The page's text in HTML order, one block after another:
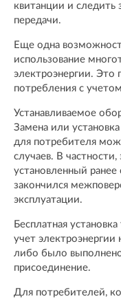
квитанции и следить
передачи.
Еще одна
использование
электроэнергии. Это
потребления с
Устанавливаемое
Замена или
для потребителя
случаев. В частности,
установленный
закончился
эксплуатации.
Бесплатная
учет электроэнергии
либо было
присоединение.
Для потребителей,